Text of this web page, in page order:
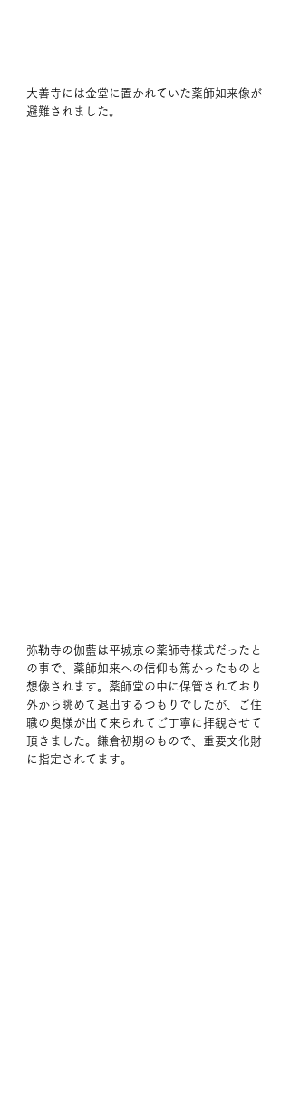
大善寺には金堂に置かれていた薬師如来像が
避難されました。
弥勒寺の伽藍は平城京の薬師寺様式だったと
の事で、薬師如来への信仰も篤かったものと
想像されます。薬師堂の中に保管されており
外から眺めて退出するつもりでしたが、ご住
職の奥様が出て来られてご丁寧に拝観させて
頂きました。鎌倉初期のもので、重要文化財
に指定されてます。